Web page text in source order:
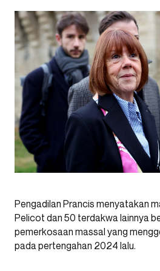
Pengadilan Prancis menyatakan
Pelicot dan 50 terdakwa lainnya
pemerkosaan massal yang
pada pertengahan 2024 lalu.